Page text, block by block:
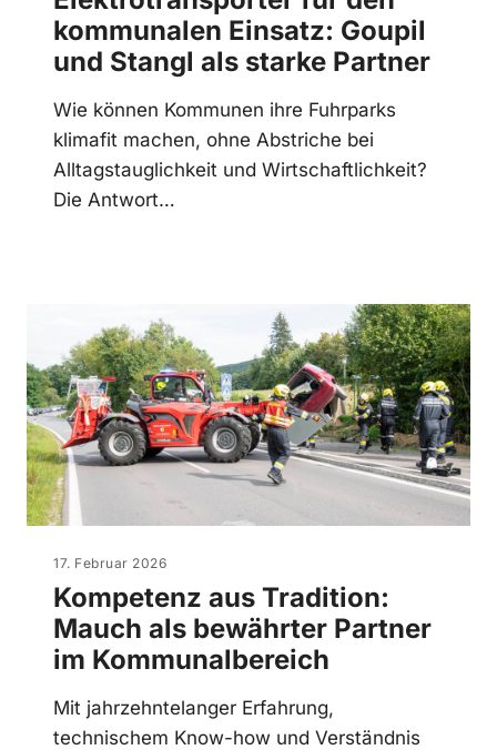
kommunalen Einsatz: Goupil
und Stangl als starke Partner
Wie können Kommunen ihre Fuhrparks
klimafit machen, ohne Abstriche bei
Alltagstauglichkeit und Wirtschaftlichkeit?
Die Antwort…
17. Februar 2026
Kompetenz aus Tradition:
Mauch als bewährter Partner
im Kommunalbereich
Mit jahrzehntelanger Erfahrung,
technischem Know-how und Verständnis